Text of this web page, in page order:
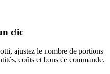
clic
ajustez le nombre de portions
coûts et bons de commande.